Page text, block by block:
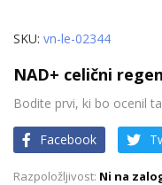
Preskoči
začetek
galerije
slik
SKU vn-le-02344
NAD+ celični
Bodite prvi, ki bo ocenil
Facebook
Ni na